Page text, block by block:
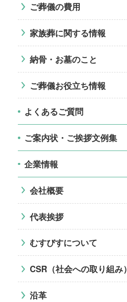
ご葬儀の費用
家族葬に関する情報
納骨・お墓のこと
ご葬儀お役立ち情報
よくあるご質問
ご案内状・ご挨拶文例集
企業情報
会社概要
代表挨拶
むすびすについて
CSR（社会への取り組み）
沿革